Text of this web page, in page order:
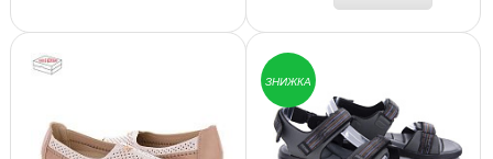
ЗНИЖКА